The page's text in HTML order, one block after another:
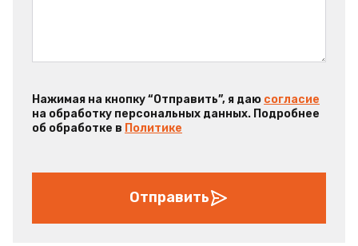
Нажимая на кнопку “Отправить”, я даю согласие
на обработку персональных данных. Подробнее
об обработке в Политике
Отправить